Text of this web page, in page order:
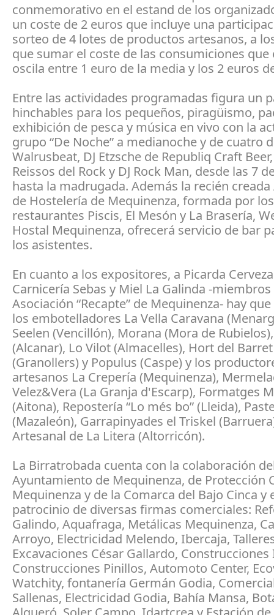
conmemorativo en el estand de los
un coste de 2 euros que incluye una
sorteo de 4 lotes de productos artesanos, a
que sumar el coste de las consumiciones que
oscila entre 1 euro de la media y los 2 euros
Entre las actividades programadas figura un
hinchables para los pequeños, piragüismo,
exhibición de pesca y música en vivo con la
grupo “De Noche” a medianoche y de cuatro
Walrusbeat, DJ Etzsche de Republiq Craft
Reissos del Rock y DJ Rock Man, desde las 7
hasta la madrugada. Además la recién
de Hostelería de Mequinenza, formada por los
restaurantes Piscis, El Mesón y La Brasería,
Hostal Mequinenza, ofrecerá servicio de bar
los asistentes.
En cuanto a los expositores, a Picarda
Carnicería Sebas y Miel La Galinda -miembros
Asociación “Recapte” de Mequinenza- hay
los embotelladores La Vella Caravana
Seelen (Vencillón), Morana (Mora de
(Alcanar), Lo Vilot (Almacelles), Hort del Barret
(Granollers) y Populus (Caspe) y los
artesanos La Crepería (Mequinenza),
Velez&Vera (La Granja d'Escarp), Formatges
(Aitona), Repostería “Lo més bo” (Lleida),
(Mazaleón), Garrapinyades el Triskel
Artesanal de La Litera (Altorricón).
La Birratrobada cuenta con la colaboración
Ayuntamiento de Mequinenza, de Protección
Mequinenza y de la Comarca del Bajo Cinca y
patrocinio de diversas firmas comerciales:
Galindo, Aquafraga, Metálicas Mequinenza,
Arroyo, Electricidad Melendo, Ibercaja,
Excavaciones César Gallardo, Construcciones
Construcciones Pinillos, Automoto Center,
Watchity, fontanería Germán Godia,
Sallenas, Electricidad Godia, Bahía Mansa,